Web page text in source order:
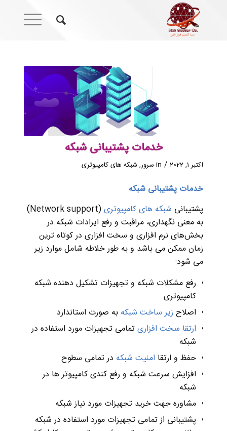
خدمات پشتیبانی شبکه
اکتبر 1, 2022 /
in سرور, شبکه های کامپیوتری
خدمات پشتیبانی شبکه
پشتیبانی شبکه‌ های کامپیوتری
(Network support)
به معنی نگهداری، مراقبت و رفع ایرادات شبکه در
بخش‌های نرم افزاری و سخت افزاری در کوتاه ترین
زمان ممکن می ‌باشد و به طور خلاطه شامل موارد زیر
می شود:
رفع مشکلات شبکه و تجهیزات تشکیل دهنده شبکه
کامپیوتری
اصلاح زیر ساخت شبکه به صورت استاندارد
ارتقا سخت افزاریتمامی تجهیزات مورد استفاده در
شبکه
حفظ و ارتقا امنیت شبکه در تمامی سطوح
افزایش سرعت شبکه و رفع کندی کامپیوتر ها در
شبکه
مشاوره جهت خرید تجهیزات مورد نیاز شبکه
پشتیبانی از تمامی تجهیزات مورد استفاده در شبکه